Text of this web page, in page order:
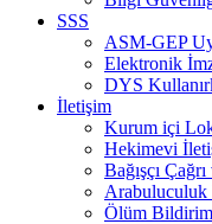
SSS
ASM-GEP
Elektronik
DYS
İletişim
Kurum içi
Hekimevi
Bağışçı
Ölüm